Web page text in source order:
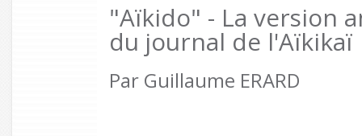
"Aïkido" - La version
du journal de l'Aïkikaï
Par Guillaume ERARD